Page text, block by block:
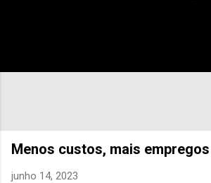
Menos custos, mais empregos
junho 14, 2023